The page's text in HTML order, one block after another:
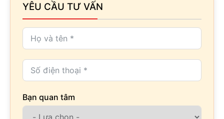
YÊU CẦU TƯ VẤN
Bạn quan tâm